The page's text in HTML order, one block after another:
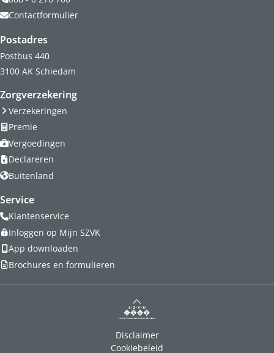
Contactformulier
Postadres
Postbus 440
3100 AK Schiedam
Zorgverzekering
Verzekeringen
Premie
Vergoedingen
Declareren
Buitenland
Service
Klantenservice
Inloggen op Mijn SZVK
App downloaden
Brochures en formulieren
Disclaimer
Cookiebeleid